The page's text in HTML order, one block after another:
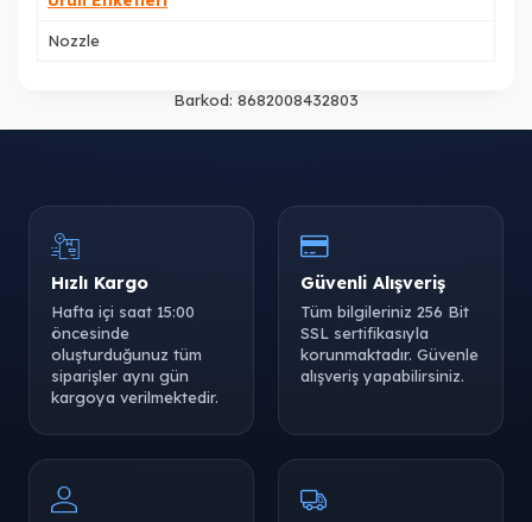
Nozzle
Barkod: 8682008432803
Hızlı Kargo
Hafta içi saat 15:00
öncesinde
oluşturduğunuz tüm
siparişler aynı gün
kargoya verilmektedir.
Güvenli Alışveriş
Tüm bilgileriniz 256 Bit
SSL sertifikasıyla
korunmaktadır. Güvenle
alışveriş yapabilirsiniz.